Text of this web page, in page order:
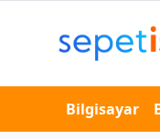
Bilgisayar